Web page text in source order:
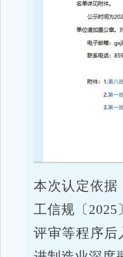
本次认定依据
工信规〔
评审等程序后